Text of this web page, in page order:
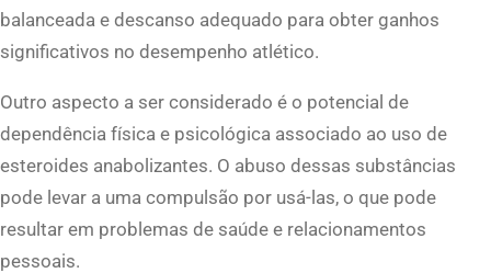
balanceada e descanso adequado para obter ganhos
significativos no desempenho atlético.
Outro aspecto a ser considerado é o potencial de
dependência física e psicológica associado ao uso de
esteroides anabolizantes. O abuso dessas substâncias
pode levar a uma compulsão por usá-las, o que pode
resultar em problemas de saúde e relacionamentos
pessoais.